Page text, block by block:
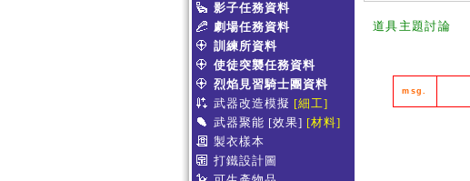
影子任務資料
劇場任務資料
訓練所資料
使徒突襲任務資料
烈焰見習騎士團資料
武器改造模擬 [細工]
武器聚能 [效果] [材料]
製衣樣本
打鐵設計圖
道具主題討論
msg.